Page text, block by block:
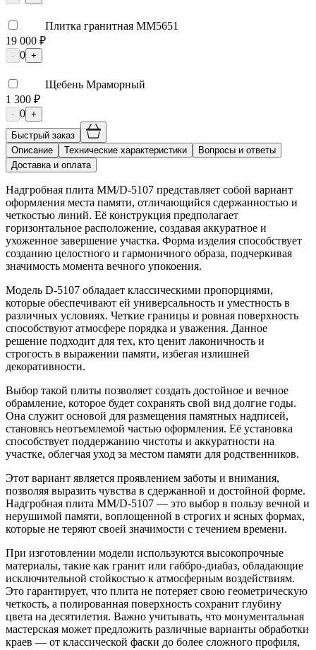
Плитка гранитная ММ5651
19 000 ₽
- 0 +
Щебень Мраморный
1 300 ₽
- 0 +
Быстрый заказ
Описание
Технические характеристики
Вопросы и ответы
Доставка и оплата
Надгробная плита ММ/D-5107 представляет собой вариант
оформления места памяти, отличающийся сдержанностью и
четкостью линий. Её конструкция предполагает
горизонтальное расположение, создавая аккуратное и
ухоженное завершение участка. Форма изделия способствует
созданию целостного и гармоничного образа, подчеркивая
значимость момента вечного упокоения.
Модель D-5107 обладает классическими пропорциями,
которые обеспечивают ей универсальность и уместность в
различных условиях. Четкие границы и ровная поверхность
способствуют атмосфере порядка и уважения. Данное
решение подходит для тех, кто ценит лаконичность и
строгость в выражении памяти, избегая излишней
декоративности.
Выбор такой плиты позволяет создать достойное и вечное
обрамление, которое будет сохранять свой вид долгие годы.
Она служит основой для размещения памятных надписей,
становясь неотъемлемой частью оформления. Её установка
способствует поддержанию чистоты и аккуратности на
участке, облегчая уход за местом памяти для родственников.
Этот вариант является проявлением заботы и внимания,
позволяя выразить чувства в сдержанной и достойной форме.
Надгробная плита ММ/D-5107 — это выбор в пользу вечной и
нерушимой памяти, воплощенной в строгих и ясных формах,
которые не теряют своей значимости с течением времени.
При изготовлении модели используются высокопрочные
материалы, такие как гранит или габбро-диабаз, обладающие
исключительной стойкостью к атмосферным воздействиям.
Это гарантирует, что плита не потеряет свою геометрическую
четкость, а полированная поверхность сохранит глубину
цвета на десятилетия. Важно учитывать, что монументальная
мастерская может предложить различные варианты обработки
краев — от классической фаски до более сложного профиля,